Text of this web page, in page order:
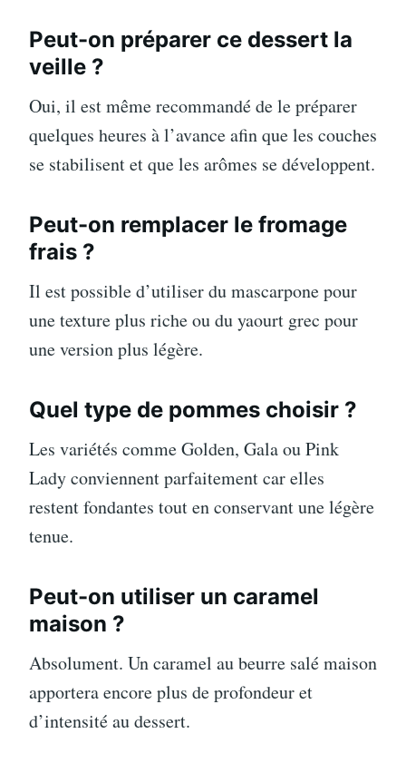
Peut-on préparer ce dessert la
veille ?
Oui, il est même recommandé de le préparer
quelques heures à l’avance afin que les couches
se stabilisent et que les arômes se développent.
Peut-on remplacer le fromage
frais ?
Il est possible d’utiliser du mascarpone pour
une texture plus riche ou du yaourt grec pour
une version plus légère.
Quel type de pommes choisir ?
Les variétés comme Golden, Gala ou Pink
Lady conviennent parfaitement car elles
restent fondantes tout en conservant une légère
tenue.
Peut-on utiliser un caramel
maison ?
Absolument. Un caramel au beurre salé maison
apportera encore plus de profondeur et
d’intensité au dessert.